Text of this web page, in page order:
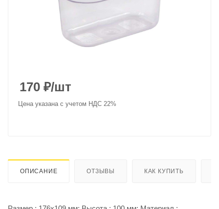
170 ₽/шт
Цена указана с учетом НДС 22%
ОПИСАНИЕ ОТЗЫВЫ КАК КУПИТЬ